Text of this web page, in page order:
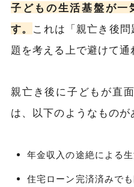
子どもの生活基盤が一
す。
これは「親亡き後
題を考える上で避けて通
親亡き後に子どもが直
は、以下のようなものが
年金収入の途絶による
住宅ローン完済済みで